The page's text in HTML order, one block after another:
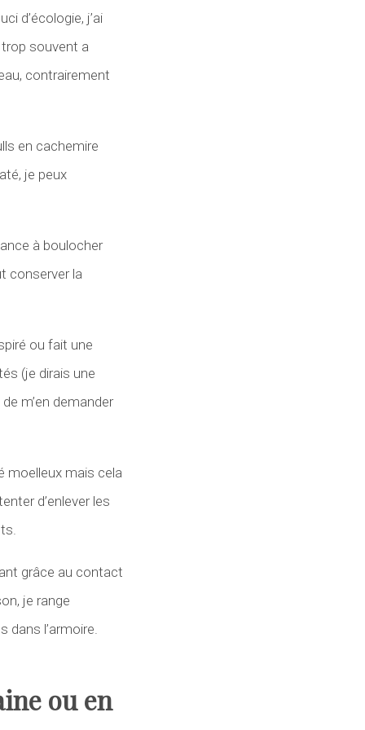
d’écologie, j’ai
souvent a
contrairement
en cachemire
je peux
à boulocher
conserver la
ou fait une
(je dirais une
m’en demander
moelleux mais cela
d’enlever les
grâce au contact
je range
dans l’armoire.
ou en